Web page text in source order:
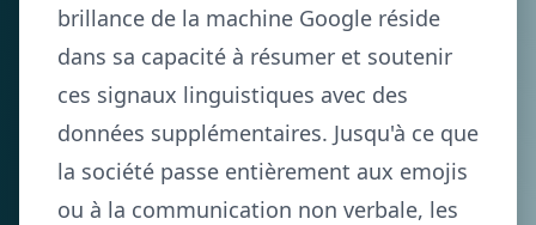
brillance de la machine Google réside
dans sa capacité à résumer et soutenir
ces signaux linguistiques avec des
données supplémentaires. Jusqu'à ce que
la société passe entièrement aux emojis
ou à la communication non verbale, les